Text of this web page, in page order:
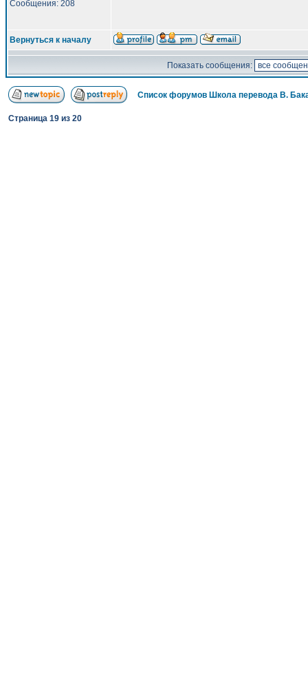
Сообщения: 208
Вернуться к началу
Показать сообщения:
Список форумов Школа перевода В.
Страница 19 из 20